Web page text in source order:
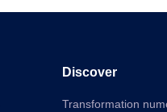
Discover
Transformation